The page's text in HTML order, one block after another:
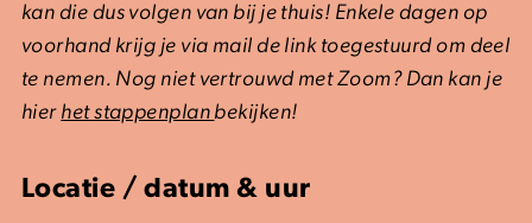
kan die dus volgen van bij je thuis! Enkele dagen op
voorhand krijg je via mail de link toegestuurd om deel
te nemen. Nog niet vertrouwd met Zoom? Dan kan je
hier het stappenplanbekijken!
Locatie / datum & uur